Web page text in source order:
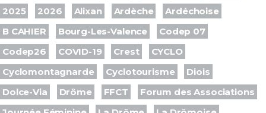
2025
2026 Alixan Ardèche
Ardéchoise
B CAHIER
Bourg-Les-Valence
Codep 07
Codep26
COVID-19 Crest
CYCLO
Cyclomontagnarde
Cyclotourisme
Diois
Dolce-Via
Drôme FFCT
Forum des Associations